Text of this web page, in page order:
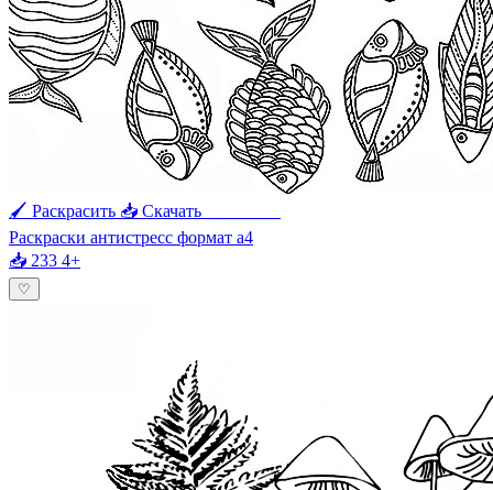
🖌 Раскрасить 📥 Скачать
Раскраски антистресс формат а4
📥 233 4+
♡